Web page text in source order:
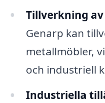
Tillverkning
Genarp kan
metallmöbler,
och industriell
Industriella